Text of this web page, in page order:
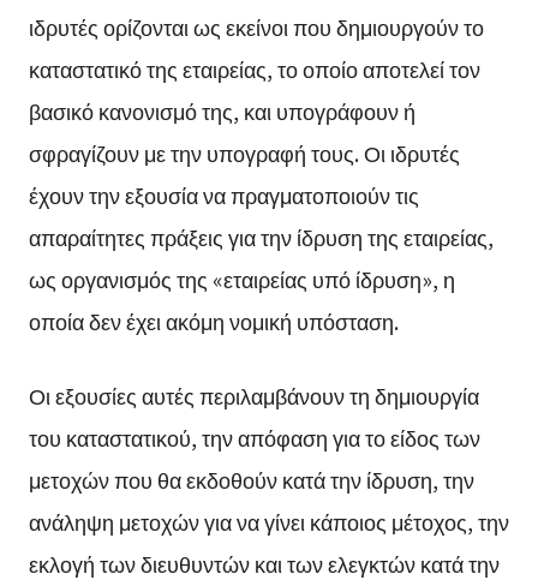
ιδρυτές ορίζονται ως εκείνοι που δημιουργούν το
καταστατικό της εταιρείας, το οποίο αποτελεί τον
βασικό κανονισμό της, και υπογράφουν ή
σφραγίζουν με την υπογραφή τους. Οι ιδρυτές
έχουν την εξουσία να πραγματοποιούν τις
απαραίτητες πράξεις για την ίδρυση της εταιρείας,
ως οργανισμός της «εταιρείας υπό ίδρυση», η
οποία δεν έχει ακόμη νομική υπόσταση.
Οι εξουσίες αυτές περιλαμβάνουν τη δημιουργία
του καταστατικού, την απόφαση για το είδος των
μετοχών που θα εκδοθούν κατά την ίδρυση, την
ανάληψη μετοχών για να γίνει κάποιος μέτοχος, την
εκλογή των διευθυντών και των ελεγκτών κατά την